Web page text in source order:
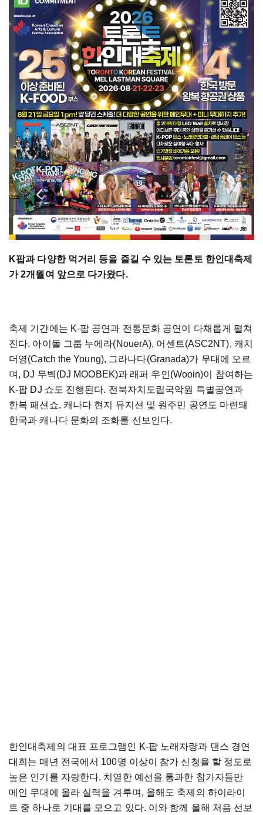
K팝과 다양한 먹거리 등을 즐길 수 있는 토론토 한인대축제
가 2개월여 앞으로 다가왔다.
축제 기간에는 K-팝 공연과 전통문화 공연이 다채롭게 펼쳐
진다. 아이돌 그룹 누에라(NouerA), 어센트(ASC2NT), 캐치
더영(Catch the Young), 그라나다(Granada)가 무대에 오르
며, DJ 무벡(DJ MOOBEK)과 래퍼 우인(Wooin)이 참여하는
K-팝 DJ 쇼도 진행된다. 전북자치도립국악원 특별공연과
한복 패션쇼, 캐나다 현지 뮤지션 및 원주민 공연도 마련돼
한국과 캐나다 문화의 조화를 선보인다.
한인대축제의 대표 프로그램인 K-팝 노래자랑과 댄스 경연
대회는 매년 전국에서 100명 이상이 참가 신청을 할 정도로
높은 인기를 자랑한다. 치열한 예선을 통과한 참가자들만
메인 무대에 올라 실력을 겨루며, 올해도 축제의 하이라이
트 중 하나로 기대를 모으고 있다. 이와 함께 올해 처음 선보